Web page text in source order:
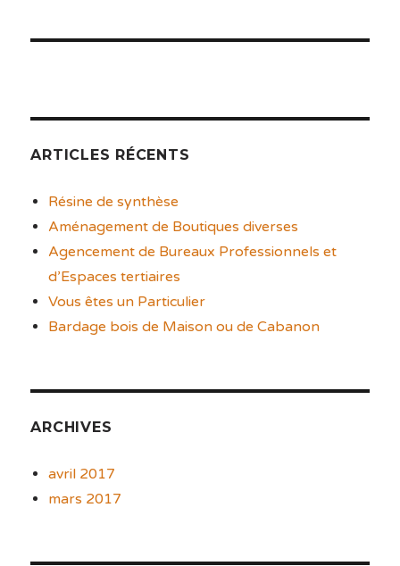
ARTICLES RÉCENTS
Résine de synthèse
Aménagement de Boutiques diverses
Agencement de Bureaux Professionnels et
d’Espaces tertiaires
Vous êtes un Particulier
Bardage bois de Maison ou de Cabanon
ARCHIVES
avril 2017
mars 2017